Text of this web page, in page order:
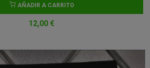
AÑADIR A CARRITO
12,00 €